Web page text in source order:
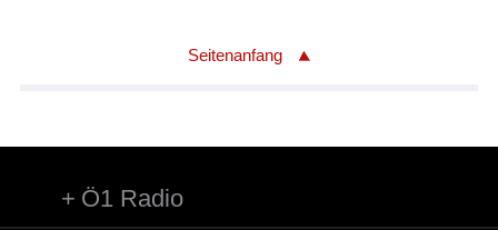
Seitenanfang
Ö1 Radio